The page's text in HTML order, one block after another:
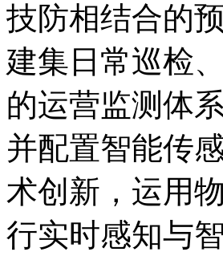
技防相结合的
建集日常巡检
的运营监测体系
并配置智能传
术创新 ， 运用
行实时感知与